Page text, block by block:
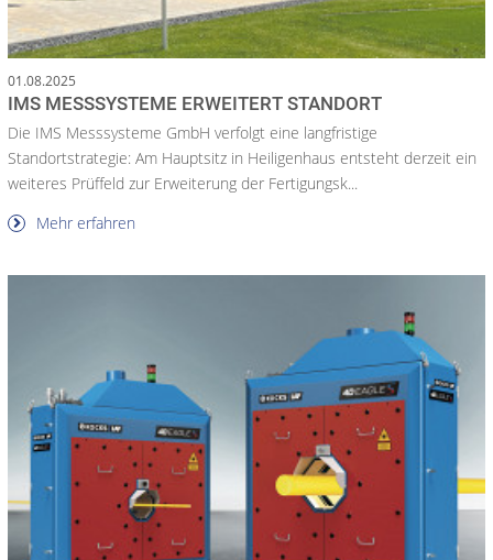
01.08.2025
IMS MESSSYSTEME ERWEITERT STANDORT
Die IMS Messsysteme GmbH verfolgt eine langfristige
Standortstrategie: Am Hauptsitz in Heiligenhaus entsteht derzeit ein
weiteres Prüffeld zur Erweiterung der Fertigungsk...
Mehr erfahren